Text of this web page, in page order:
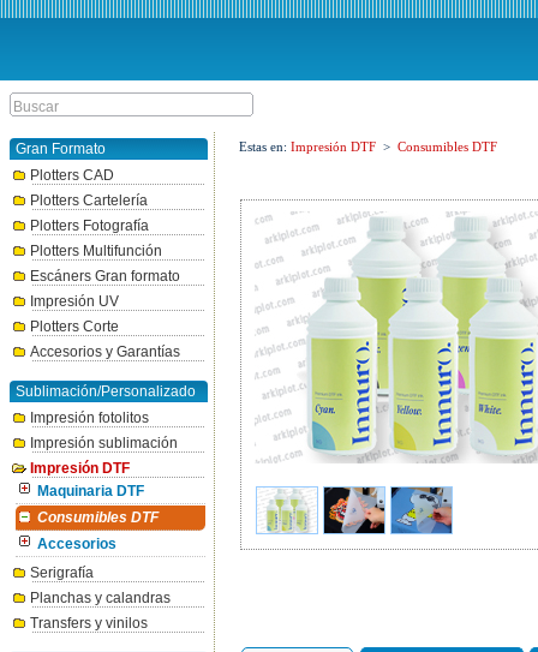
Gran Formato
Plotters CAD
Plotters Cartelería
Plotters Fotografía
Plotters Multifunción
Escáners Gran formato
Impresión UV
Plotters Corte
Accesorios y Garantías
Sublimación/Personalizado
Impresión fotolitos
Impresión sublimación
Impresión DTF
Maquinaria DTF
Consumibles DTF
Accesorios
Serigrafía
Planchas y calandras
Transfers y vinilos
Estas en: Impresión DTF > Consumibles DTF